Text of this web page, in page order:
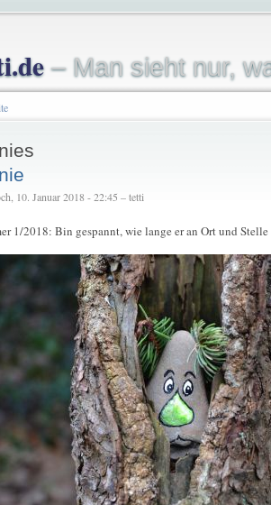
– Man sieht nur,
10. Januar 2018 - 22:45 – tetti
1/2018: Bin gespannt, wie lange er an Ort und